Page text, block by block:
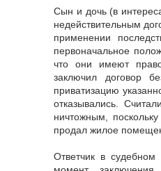
Сын и дочь (в
недействительным
применении
первоначальное
что они имеют
заключил договор
приватизацию
отказывались.
ничтожным,
продал жилое
Ответчик в